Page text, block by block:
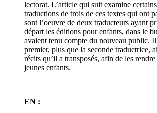
lectorat. L’article qui suit examine
traductions de trois de ces textes qui ont
sont l’oeuvre de deux traducteurs ayant
départ les éditions pour enfants, dans le
avaient tenu compte du nouveau public.
premier, plus que la seconde traductrice,
récits qu’il a transposés, afin de les
jeunes enfants.
EN :